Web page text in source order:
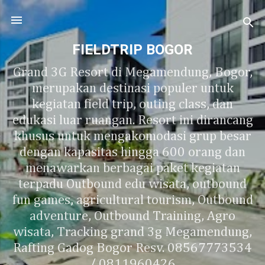
Langsung ke konten utama
FIELDTRIP BOGOR
Grand 3G Resort di Megamendung, Bogor,
merupakan destinasi populer untuk
kegiatan field trip, outing class, dan
edukasi luar ruangan. Resort ini dirancang
khusus untuk mengakomodasi grup besar
dengan kapasitas hingga 600 orang dan
menawarkan berbagai paket kegiatan
terpadu Outbound edu wisata, outbound
fun games, agricultural tourism, Outbound
adventure, Outbound Training, Agro
wisata, Tracking grand 3g Megamendung,
Rafting Gadog Bogor Resv. 08567773534